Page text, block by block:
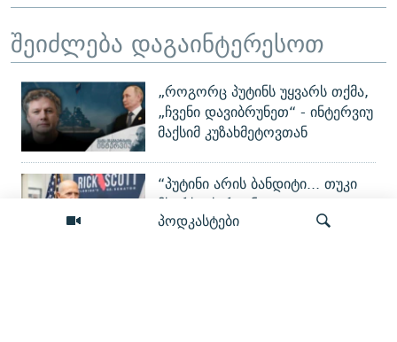
პოდკასტები
შეიძლება დაგაინტერესოთ
„როგორც პუტინს უყვარს თქმა,
„ჩვენი დავიბრუნეთ“ - ინტერვიუ
მაქსიმ კუზახმეტოვთან
“პუტინი არის ბანდიტი... თუკი
მხარს უჭერ, უნდა
დასანქცირდე” - სენატორი რიკ